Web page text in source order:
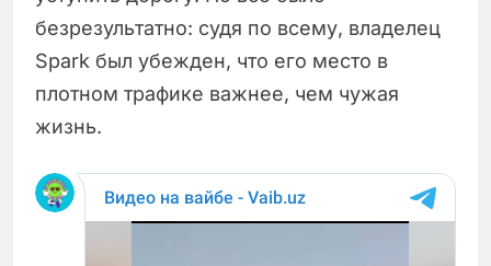
безрезультатно: судя по всему, владелец
Spark был убежден, что его место в
плотном трафике важнее, чем чужая
жизнь.